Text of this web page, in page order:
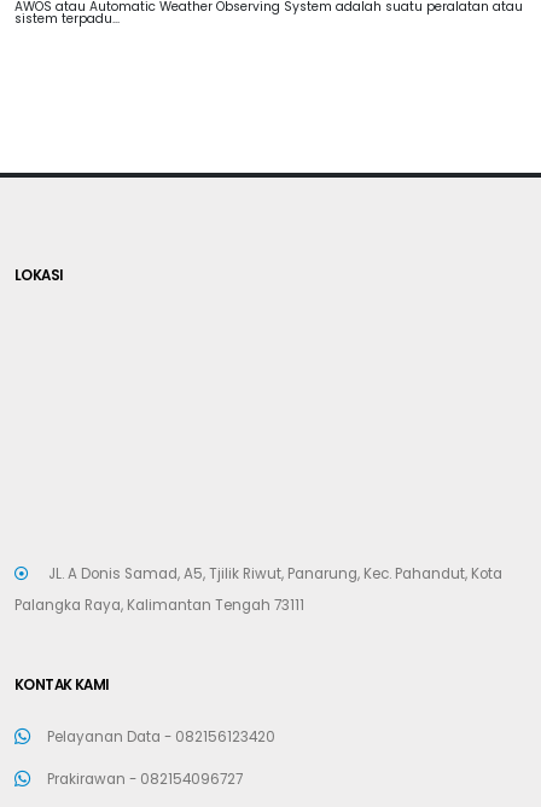
AWOS atau Automatic Weather Observing System adalah suatu peralatan atau
sistem terpadu...
LOKASI
JL. A Donis Samad, A5, Tjilik Riwut, Panarung, Kec. Pahandut, Kota
Palangka Raya, Kalimantan Tengah 73111
KONTAK KAMI
Pelayanan Data - 082156123420
Prakirawan - 082154096727